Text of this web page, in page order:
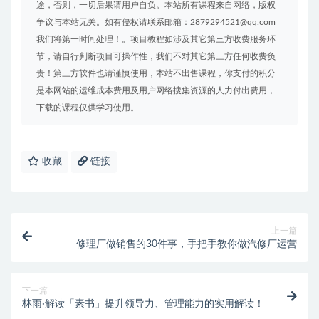
途，否则，一切后果请用户自负。本站所有课程来自网络，版权
争议与本站无关。如有侵权请联系邮箱：2879294521@qq.com
我们将第一时间处理！。项目教程如涉及其它第三方收费服务环
节，请自行判断项目可操作性，我们不对其它第三方任何收费负
责！第三方软件也请谨慎使用，本站不出售课程，你支付的积分
是本网站的运维成本费用及用户网络搜集资源的人力付出费用，
下载的课程仅供学习使用。
收藏 链接
上一篇
修理厂做销售的30件事，手把手教你做汽修厂运营
下一篇
林雨·解读「素书」提升领导力、管理能力的实用解读！